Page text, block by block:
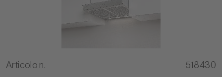
Articolo n. 518430